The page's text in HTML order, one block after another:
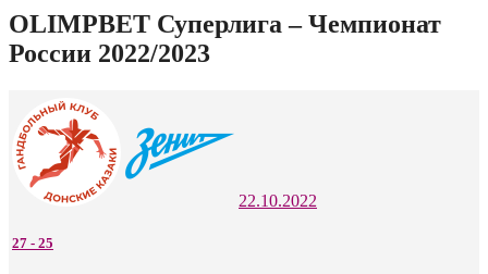
OLIMPBET Суперлига – Чемпионат
России 2022/2023
22.10.2022
27 - 25